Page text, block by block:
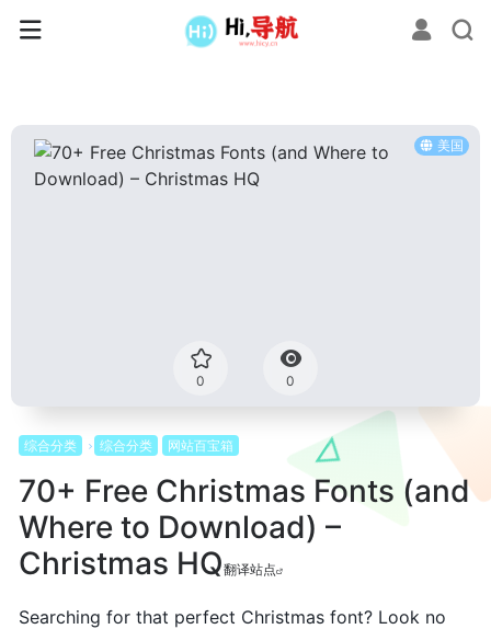
美国
0 0
综合分类 综合分类 网站百宝箱
70+ Free Christmas Fonts (and
Where to Download) –
Christmas HQ翻译站点
Searching for that perfect Christmas font? Look no